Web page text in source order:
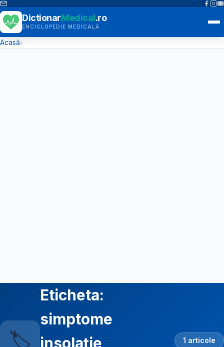
DictionarMedical.ro
ENCICLOPEDIE MEDICALĂ
Acasă›
🏷️
Eticheta:
simptome
insolație
1 articole